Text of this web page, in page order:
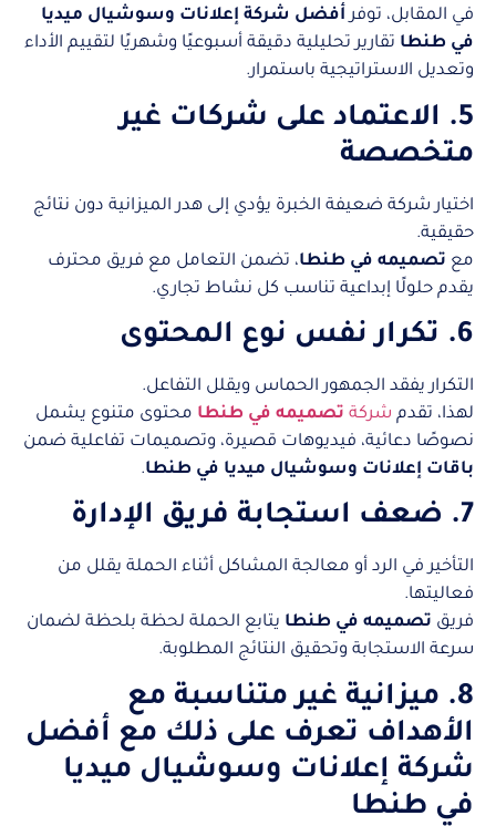
في المقابل، توفر أفضل شركة إعلانات وسوشيال ميديا
في طنطا تقارير تحليلية دقيقة أسبوعيًا وشهريًا لتقييم الأداء
وتعديل الاستراتيجية باستمرار.
5. الاعتماد على شركات غير
متخصصة
اختيار شركة ضعيفة الخبرة يؤدي إلى هدر الميزانية دون نتائج
حقيقية.
مع تصميمه في طنطا، تضمن التعامل مع فريق محترف
يقدم حلولًا إبداعية تناسب كل نشاط تجاري.
6. تكرار نفس نوع المحتوى
التكرار يفقد الجمهور الحماس ويقلل التفاعل.
لهذا، تقدم شركة تصميمه في طنطا محتوى متنوع يشمل
نصوصًا دعائية، فيديوهات قصيرة، وتصميمات تفاعلية ضمن
باقات إعلانات وسوشيال ميديا في طنطا.
7. ضعف استجابة فريق الإدارة
التأخير في الرد أو معالجة المشاكل أثناء الحملة يقلل من
فعاليتها.
فريق تصميمه في طنطا يتابع الحملة لحظة بلحظة لضمان
سرعة الاستجابة وتحقيق النتائج المطلوبة.
8. ميزانية غير متناسبة مع
الأهداف تعرف على ذلك مع أفضل
شركة إعلانات وسوشيال ميديا
في طنطا